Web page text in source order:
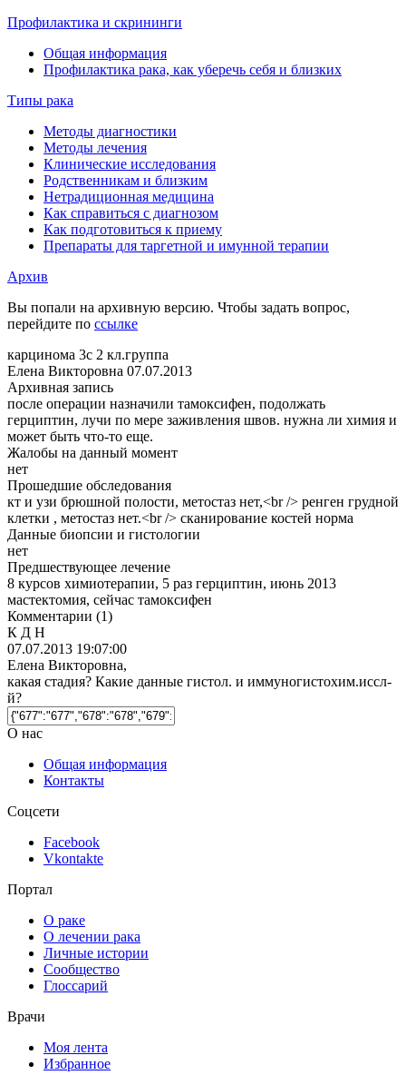
Профилактика и скрининги
Общая информация
Профилактика рака, как уберечь себя и близких
Типы рака
Методы диагностики
Методы лечения
Клинические исследования
Родственникам и близким
Нетрадиционная медицина
Как справиться с диагнозом
Как подготовиться к приему
Препараты для таргетной и имунной терапии
Архив
Вы попали на архивную версию. Чтобы задать вопрос,
перейдите по ссылке
карцинома 3с 2 кл.группа
Елена Викторовна 07.07.2013
Архивная запись
после операции назначили тамоксифен, подолжать
герциптин, лучи по мере заживления швов. нужна ли химия и
может быть что-то еще.
Жалобы на данный момент
нет
Прошедшие обследования
кт и узи брюшной полости, метостаз нет,<br /> ренген грудной
клетки , метостаз нет.<br /> сканирование костей норма
Данные биопсии и гистологии
нет
Предшествующее лечение
8 курсов химиотерапии, 5 раз герциптин, июнь 2013
мастектомия, сейчас тамоксифен
Комментарии (1)
К Д Н
07.07.2013 19:07:00
Елена Викторовна,
какая стадия? Какие данные гистол. и иммуногистохим.иссл-
й?
О нас
Общая информация
Контакты
Соцсети
Facebook
Vkontakte
Портал
О раке
О лечении рака
Личные истории
Сообщество
Глоссарий
Врачи
Моя лента
Избранное